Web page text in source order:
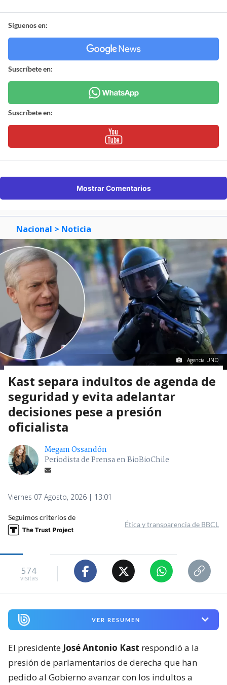
Síguenos en:
Suscríbete en:
Suscríbete en:
Mostrar Comentarios
Nacional > Noticia
Agencia UNO
Kast separa indultos de agenda de
seguridad y evita adelantar
decisiones pese a presión
oficialista
Megam Ossandón
Periodista de Prensa en BioBioChile
Viernes 07 Agosto, 2026 | 13:01
Seguimos criterios de
Ética y transparencia de BBCL
574
visitas
VER RESUMEN
El presidente José Antonio Kast respondió a la
presión de parlamentarios de derecha que han
pedido al Gobierno avanzar con los indultos a